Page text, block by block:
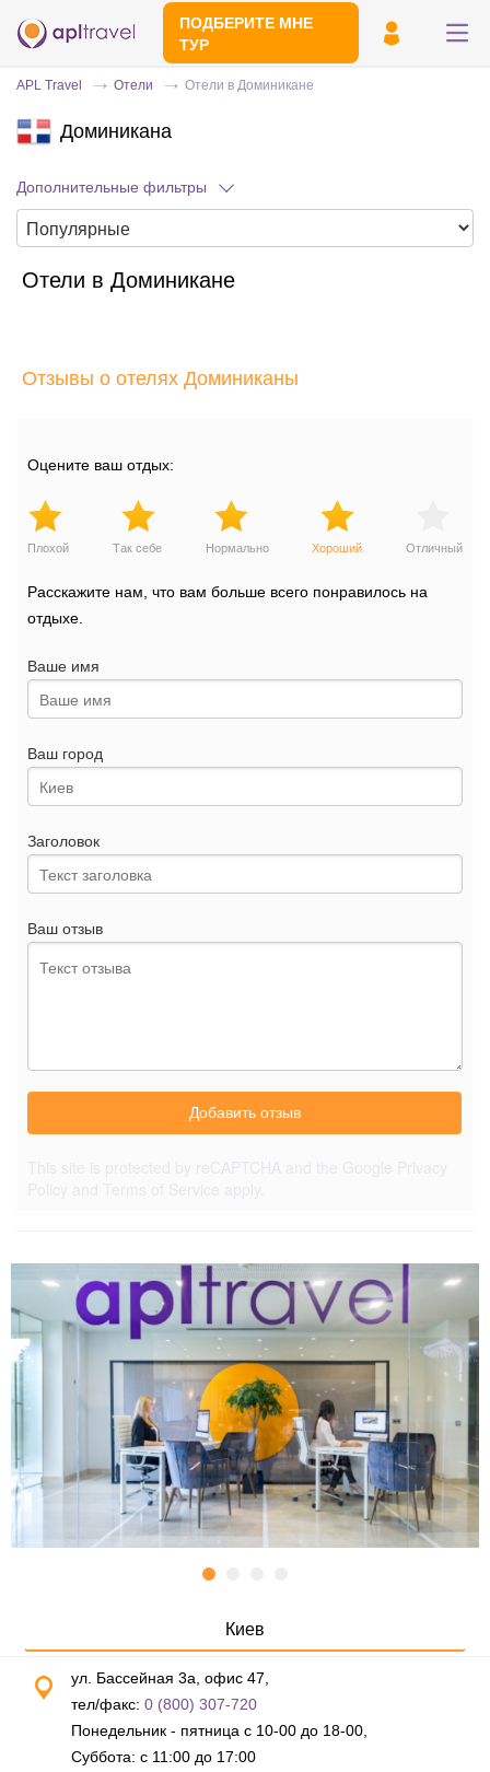
ПОДБЕРИТЕ МНЕ
ТУР
минут
APL Travel Отели Отели в Доминикане
Доминикана
Дополнительные фильтры
Отели в Доминикане
Отзывы о отелях Доминиканы
Оцените ваш отдых:
Плохой Так себе Нормально Хороший Отличный
Расскажите нам, что вам больше всего понравилось на
отдыхе.
Ваше имя
Ваш город
Заголовок
Ваш отзыв
Добавить отзыв
Киев
ул. Бассейная 3а, офис 47,
тел/факс: 0 (800) 307-720
Понедельник - пятница с 10-00 до 18-00,
Суббота: с 11:00 до 17:00